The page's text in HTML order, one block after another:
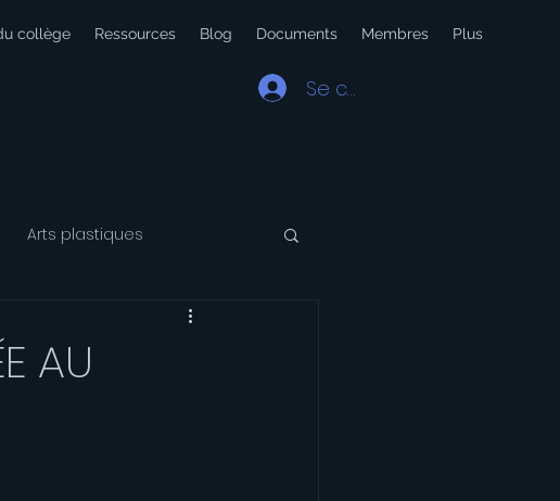
collège Ressources Blog Documents Membres Plus
Se connecter
Arts plastiques
Voyage
AU